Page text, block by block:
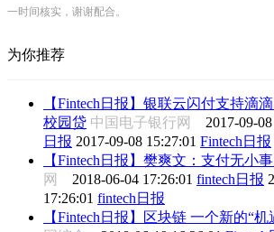
一时间核实，谢谢配合。
为你推荐
【Fintech日报】银联云闪付支持滴
校园贷 中国电子银行网 2017-09-
日报 2017-09-08 15:27:01 Fintech日报
【Fintech日报】樊爽文：支付无小事
网 2018-06-04 17:26:01 fintech日报
17:26:01 fintech日报
【Fintech日报】区块链 一个新的“机